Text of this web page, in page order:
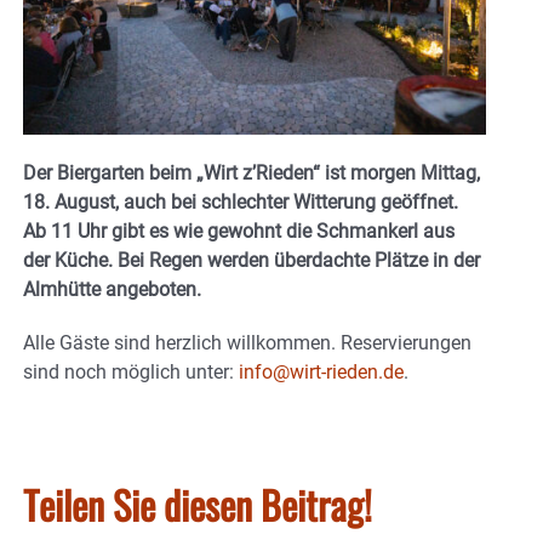
Der Biergarten beim „Wirt z’Rieden“ ist morgen Mittag,
18. August, auch bei schlechter Witterung geöffnet.
Ab 11 Uhr gibt es wie gewohnt die Schmankerl aus
der Küche. Bei Regen werden überdachte Plätze in der
Almhütte angeboten.
Alle Gäste sind herzlich willkommen. Reservierungen
sind noch möglich unter: info@wirt-rieden.de.
Teilen Sie diesen Beitrag!